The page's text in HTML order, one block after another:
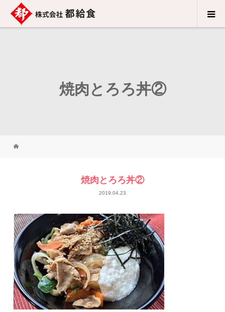
焼肉とろろ丼②
焼肉とろろ丼②
2019.04.23